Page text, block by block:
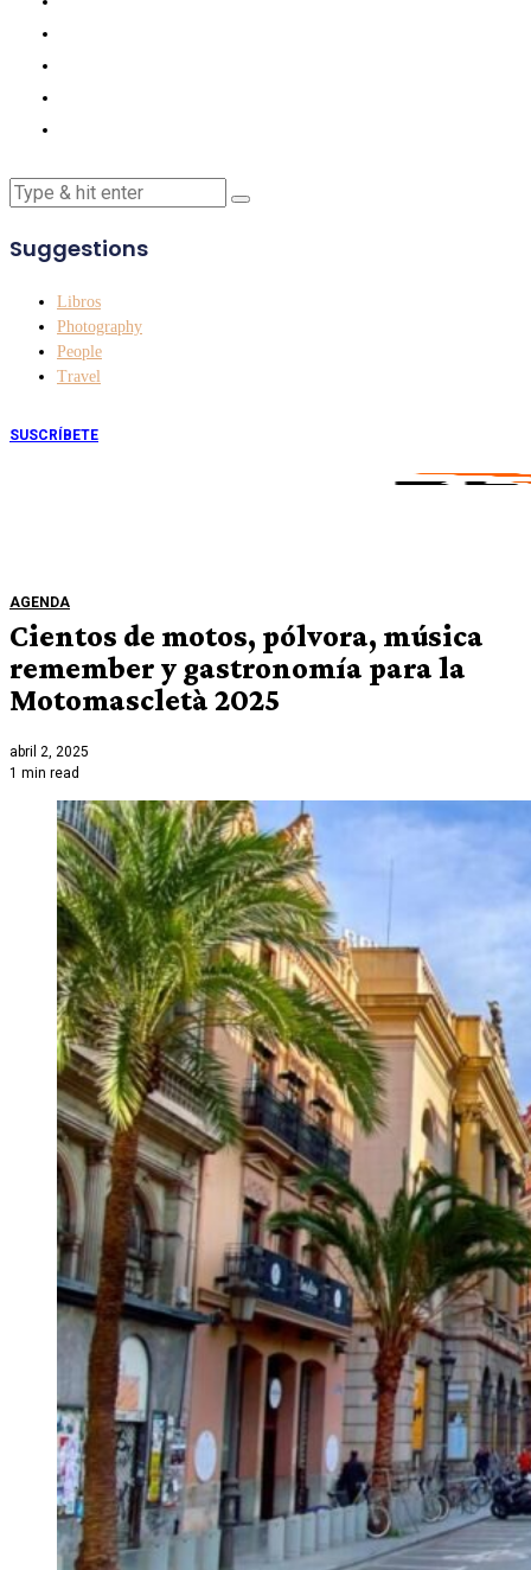
Suggestions
Libros
Photography
People
Travel
SUSCRÍBETE
AGENDA
Cientos de motos, pólvora, música
remember y gastronomía para la
Motomascletà 2025
abril 2, 2025
1 min read